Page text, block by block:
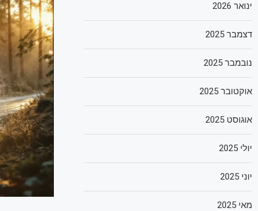
ינואר 2026
דצמבר 2025
נובמבר 2025
אוקטובר 2025
אוגוסט 2025
יולי 2025
יוני 2025
מאי 2025